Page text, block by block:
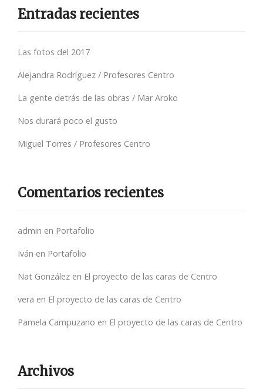
Entradas recientes
Las fotos del 2017
Alejandra Rodríguez / Profesores Centro
La gente detrás de las obras / Mar Aroko
Nos durará poco el gusto
Miguel Torres / Profesores Centro
Comentarios recientes
admin en Portafolio
Iván en Portafolio
Nat González en El proyecto de las caras de Centro
vera en El proyecto de las caras de Centro
Pamela Campuzano en El proyecto de las caras de Centro
Archivos